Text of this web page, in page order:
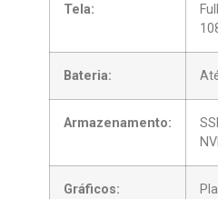
Tela:
Bateria:
Armazenamento:
Gráficos: